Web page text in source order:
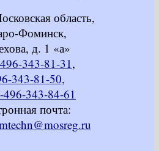
область,
Фоминск,
д. 1 «а»
343-81-31,
343-81-50,
496-343-84-61
почта: